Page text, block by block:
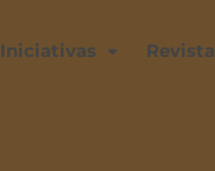
Iniciativas Revista